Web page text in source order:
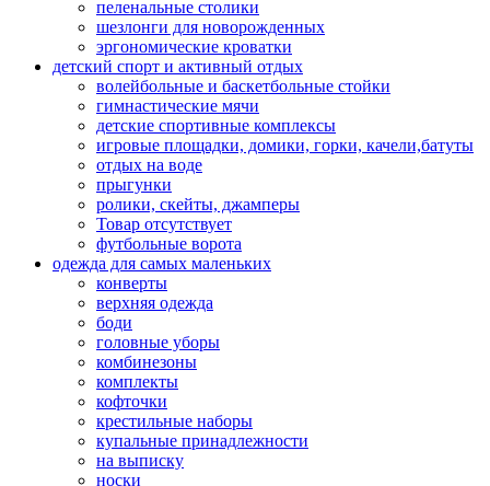
пеленальные столики
шезлонги для новорожденных
эргономические кроватки
детский спорт и активный отдых
волейбольные и баскетбольные стойки
гимнастические мячи
детские спортивные комплексы
игровые площадки, домики, горки, качели,батуты
отдых на воде
прыгунки
ролики, скейты, джамперы
Товар отсутствует
футбольные ворота
одежда для самых маленьких
конверты
верхняя одежда
боди
головные уборы
комбинезоны
комплекты
кофточки
крестильные наборы
купальные принадлежности
на выписку
носки